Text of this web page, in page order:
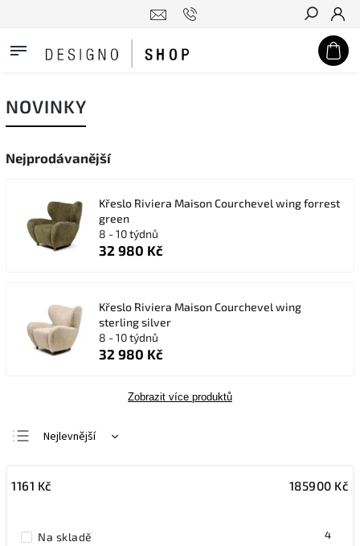
Hledat
NOVINKY
Nejprodávanější
Křeslo Riviera Maison Courchevel wing forrest
green
8 - 10 týdnů
32 980 Kč
Křeslo Riviera Maison Courchevel wing
sterling silver
8 - 10 týdnů
32 980 Kč
Zobrazit více produktů
Nejlevnější
Nejprodávanější
1161 Kč 185900 Kč
Na skladě 4